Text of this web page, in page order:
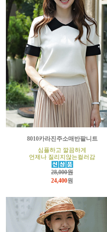
8010카라진주소매반팔니트
심플하고 깔끔하게
언제나 질리지않는컬러감
28,000원
24,400원